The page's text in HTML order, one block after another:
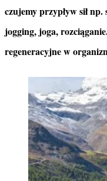
czujemy przypływ sił
jogging, joga,
regeneracyjne w